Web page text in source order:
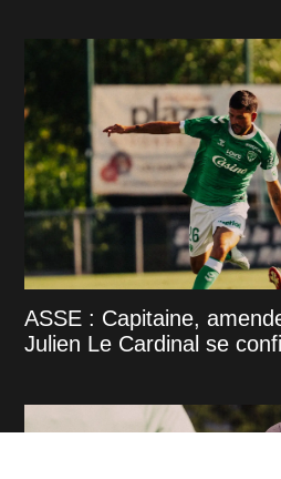
ASSE : Capitaine,
Julien Le Cardinal se